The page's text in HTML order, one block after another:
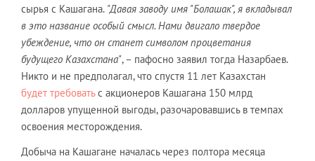
сырья с Кашагана. "Давая заводу имя "Болашак", я вкладывал
в это название особый смысл. Нами двигало твердое
убеждение, что он станет символом процветания
будущего Казахстана", – пафосно заявил тогда Назарбаев.
Никто и не предполагал, что спустя 11 лет Казахстан
будет требоватьс акционеров Кашагана 150 млрд
долларов упущенной выгоды, разочаровавшись в темпах
освоения месторождения.
Добыча на Кашагане началась через полтора месяца